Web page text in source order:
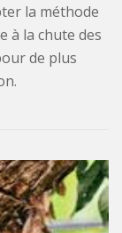
la méthode
à la chute des
de plus